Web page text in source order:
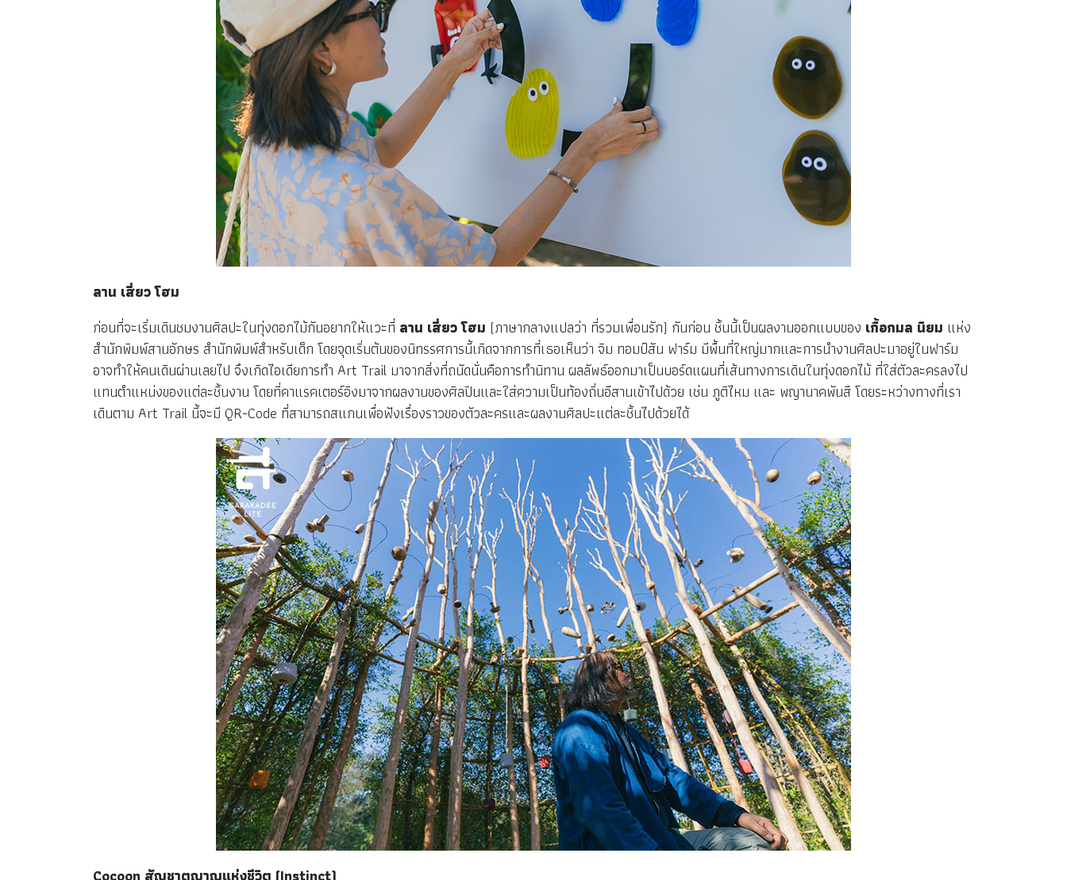
ลาน เสี่ยว โฮม
ก่อนที่จะเริ่มเดินชมงานศิลปะในทุ่งดอกไม้กันอยากให้แวะที่ ลาน เสี่ยว โฮม (ภาษากลางแปลว่า ที่รวมเพื่อนรัก) กันก่อน ชิ้นนี้เป็นผลงานออกแบบของ เกื้อกมล นิยม แห่ง
สำนักพิมพ์สานอักษร สำนักพิมพ์สำหรับเด็ก โดยจุดเริ่มต้นของนิทรรศการนี้เกิดจากการที่เธอเห็นว่า จิม ทอมป์สัน ฟาร์ม มีพื้นที่ใหญ่มากและการนำงานศิลปะมาอยู่ในฟาร์ม
อาจทำให้คนเดินผ่านเลยไป จึงเกิดไอเดียการทำ Art Trail มาจากสิ่งที่ถนัดนั่นคือการทำนิทาน ผลลัพธ์ออกมาเป็นบอร์ดแผนที่เส้นทางการเดินในทุ่งดอกไม้ ที่ใส่ตัวละครลงไป
แทนตำแหน่งของแต่ละชิ้นงาน โดยที่คาแรคเตอร์อิงมาจากผลงานของศิลปินและใส่ความเป็นท้องถิ่นอีสานเข้าไปด้วย เช่น ภูติไหม และ พญานาคพันสี โดยระหว่างทางที่เรา
เดินตาม Art Trail นี้จะมี QR-Code ที่สามารถสแกนเพื่อฟังเรื่องราวของตัวละครและผลงานศิลปะแต่ละชิ้นไปด้วยได้
Cocoon สัญชาตญาณแห่งชีวิต (Instinct)